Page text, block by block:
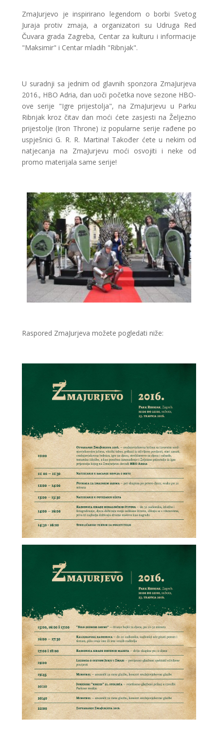
ZmaJurjevo je inspirirano legendom o borbi Svetog
Juraja protiv zmaja, a organizatori su Udruga Red
Čuvara grada Zagreba, Centar za kulturu i informacije
"Maksimir" i Centar mladih "Ribnjak".
U suradnji sa jednim od glavnih sponzora ZmaJurjeva
2016., HBO Adria, dan uoči početka nove sezone HBO-
ove serije "Igre prijestolja", na ZmaJurjevu u Parku
Ribnjak kroz čitav dan moći ćete zasjesti na Željezno
prijestolje (Iron Throne) iz popularne serije rađene po
uspješnici G. R. R. Martina! Također ćete u nekim od
natjecanja na ZmaJurjevu moći osvojiti i neke od
promo materijala same serije!
Raspored ZmaJurjeva možete pogledati niže: